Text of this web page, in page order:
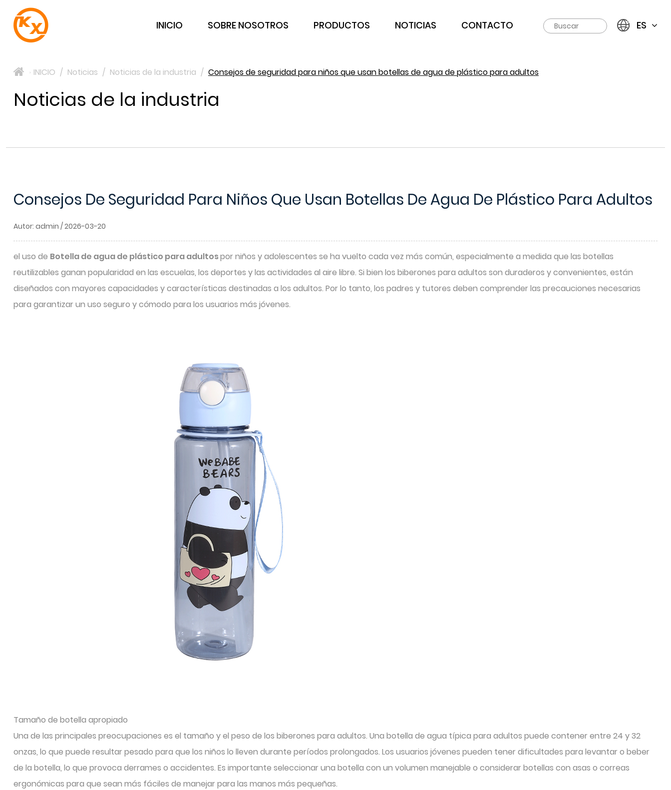
INICIO SOBRE NOSOTROS PRODUCTOS NOTICIAS CONTACTO ES
> INICIO / Noticias / Noticias de la industria / Consejos de seguridad para niños que usan botellas de agua de plástico para adultos
Noticias de la industria
Consejos De Seguridad Para Niños Que Usan Botellas De Agua De Plástico Para Adultos
Autor: admin / 2026-03-20
el uso de Botella de agua de plástico para adultospor niños y adolescentes se ha vuelto cada vez más común, especialmente a medida que las botellas
reutilizables ganan popularidad en las escuelas, los deportes y las actividades al aire libre. Si bien los biberones para adultos son duraderos y convenientes, están
diseñados con mayores capacidades y características destinadas a los adultos. Por lo tanto, los padres y tutores deben comprender las precauciones necesarias
para garantizar un uso seguro y cómodo para los usuarios más jóvenes.
Tamaño de botella apropiado
Una de las principales preocupaciones es el tamaño y el peso de los biberones para adultos. Una botella de agua típica para adultos puede contener entre 24 y 32
onzas, lo que puede resultar pesado para que los niños lo lleven durante períodos prolongados. Los usuarios jóvenes pueden tener dificultades para levantar o beber
de la botella, lo que provoca derrames o accidentes. Es importante seleccionar una botella con un volumen manejable o considerar botellas con asas o correas
ergonómicas para que sean más fáciles de manejar para las manos más pequeñas.